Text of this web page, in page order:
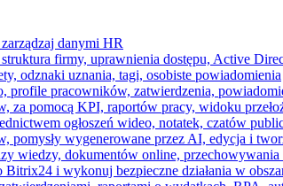
danymi HR
firmy, uprawnienia dostępu, Active
odznaki uznania, tagi, osobiste powiadomienia
profile pracowników, zatwierdzenia,
pomocą KPI, raportów pracy, widoku
ogłoszeń wideo, notatek, czatów
pomysły wygenerowane przez AI, edycja i
wiedzy, dokumentów online,
Bitrix24 i wykonuj bezpieczne działania w